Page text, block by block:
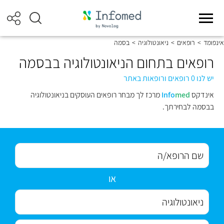
אינפומד > רופאים > ניאונטולוגיה > בסמה
רופאים בתחום הניאונטולוגיה בבסמה
יש לנו 0 רופאים ורופאות באתר
אינדקס
Infomed
מרכז לך מבחר רופאים העוסקים בניאונטולוגיה
בבסמה לבחירתך.
או